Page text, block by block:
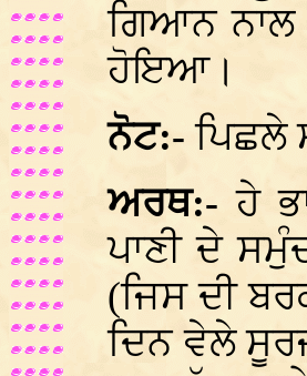
ਗਿਆਨ
ਹੋਇਆ।
ਨੋਟ:-ਪਿਛਲੇ
ਅਰਥ:-ਹੇ
ਪਾਣੀ ਦੇ
(ਜਿਸ ਦੀ
ਦਿਨ ਵੇਲੇ